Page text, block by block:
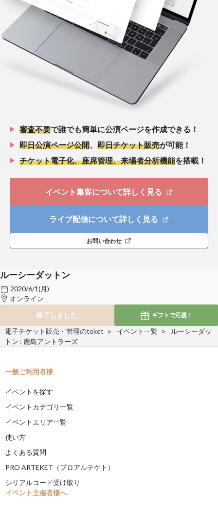
審査不要で誰でも簡単に公演ページを作成できる！
即日公演ページ公開
即日チケット販売が可能！
チケット電子化、座席管理、来場者分析機能を搭載！
イベント集客について詳しく見る
ライブ配信について詳しく見る
お問い合わせ
ルーシーダットン
2020/6/1(月)
オンライン
終了しました
ギフトで応援！
電子チケット販売・管理のteket イベント一覧
ルーシーダッ
トン : 鹿島アントラーズ
一般ご利用者様
イベントを探す
イベントカテゴリ一覧
イベントエリア一覧
使い方
よくある質問
PRO ARTEKET（プロアルテケト）
シリアルコード受け取り
イベント主催者様へ